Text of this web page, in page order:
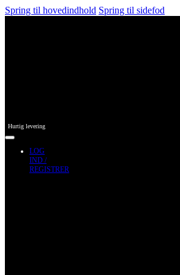
Spring til hovedindhold Spring til sidefod
Hurtig levering
LOG
IND /
REGISTRER